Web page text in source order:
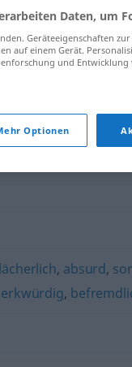
groteskeFigur
lächerlich, absurd,
,
Daten, um
Geräteeigenschaften
auf einem Gerät.
und Entwicklung
Optionen